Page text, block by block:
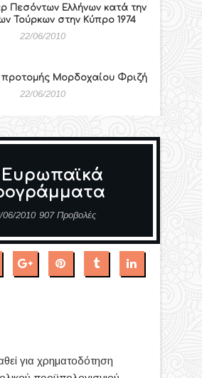
Πεσόντων Ελλήνων κατά την
Τούρκων στην Κύπρο 1974
22/06/2010
προτομής Μορδοχαίου Φριζή
22/06/2010
Ευρωπαϊκά
06/2010 907 Προβολές
για χρηματοδότηση